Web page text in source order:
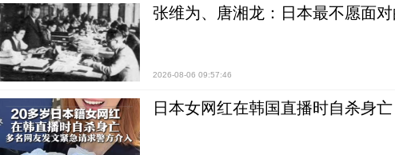
张维为、唐湘龙：日本最不愿面
2026-08-06 09:57:46
日本女网红在韩国直播时自杀身